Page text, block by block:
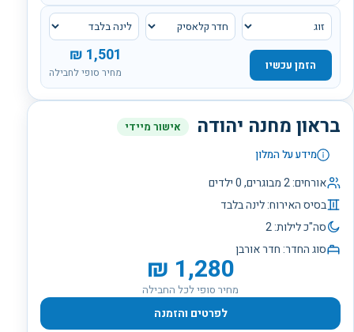
1,501
₪
מחיר סופי לחבילה
הזמן עכשיו
בראון מחנה יהודה
אישור מיידי
מידע על המלון
אורחים:2מבוגרים,0ילדים
בסיס האירוח:לינה בלבד
סה"כ לילות:2
סוג החדר:חדר אורבן
1,280
₪
מחיר סופי לכל החבילה
לפרטים והזמנה